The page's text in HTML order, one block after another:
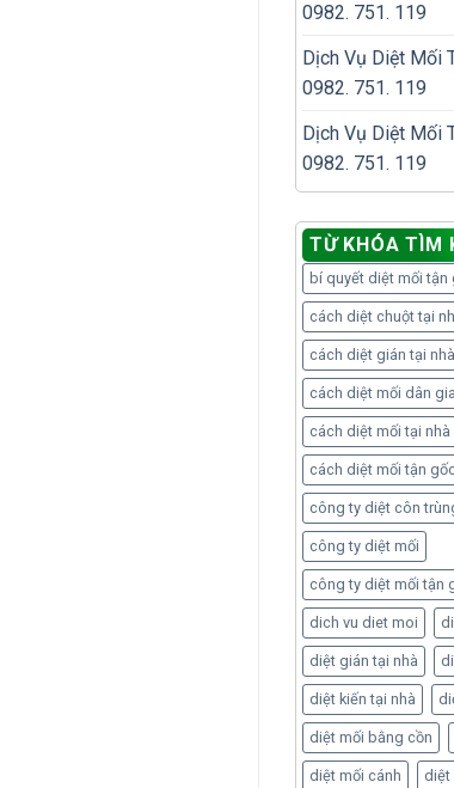
0982. 751. 119
Dịch Vụ Diệt Mối
0982. 751. 119
Dịch Vụ Diệt Mối
0982. 751. 119
TỪ KHÓA TÌM
bí quyết diệt mối tận
cách diệt chuột tại
cách diệt gián tại nhà
cách diệt mối dân
cách diệt mối tại nhà
cách diệt mối tận gốc
công ty diệt côn
công ty diệt mối
công ty diệt mối tận
dich vu diet moi
diệt gián tại nhà
diệt kiến tại nhà
diệt mối bằng cồn
diệt mối cánh diệt